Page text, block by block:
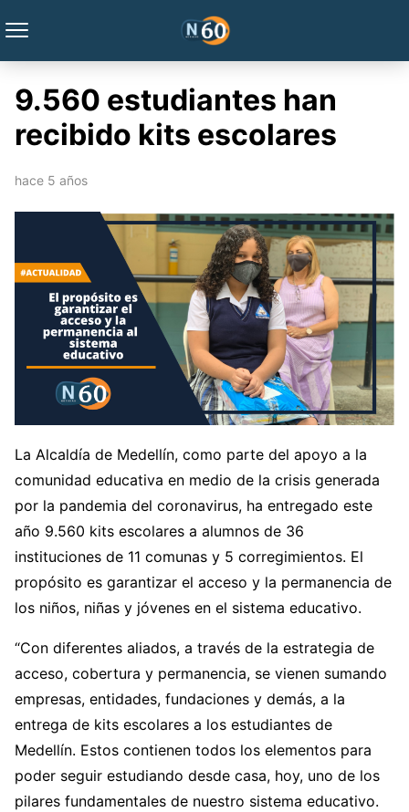
9.560 estudiantes han
recibido kits escolares
hace 5 años
La Alcaldía de Medellín, como parte del apoyo a la
comunidad educativa en medio de la crisis generada
por la pandemia del coronavirus, ha entregado este
año 9.560 kits escolares a alumnos de 36
instituciones de 11 comunas y 5 corregimientos. El
propósito es garantizar el acceso y la permanencia de
los niños, niñas y jóvenes en el sistema educativo.
“Con diferentes aliados, a través de la estrategia de
acceso, cobertura y permanencia, se vienen sumando
empresas, entidades, fundaciones y demás, a la
entrega de kits escolares a los estudiantes de
Medellín. Estos contienen todos los elementos para
poder seguir estudiando desde casa, hoy, uno de los
pilares fundamentales de nuestro sistema educativo.